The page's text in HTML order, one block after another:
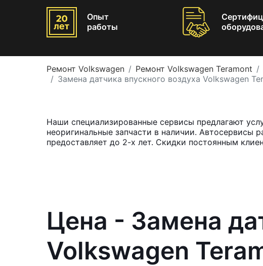
Опыт
работы
Ремонт Volkswagen Ремонт Volkswagen Teramont
Замена датчика впускного воздуха Volkswagen
Наши специализированные сервисы предлагают
неоригинальные запчасти в наличии.
предоставляет до 2-х лет. Скидки постоянным
Цена - Замена
Volkswagen